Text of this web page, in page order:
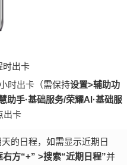
时出卡
时出卡（需保持设置>辅助功
助手·基础服务/荣耀AI·基础服
出卡
的日程，如需显示近期日
右方“+” >搜索“近期日程”并